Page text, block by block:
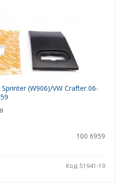
(W906)/VW Crafter 06-
100 6959
Код: 51941-19